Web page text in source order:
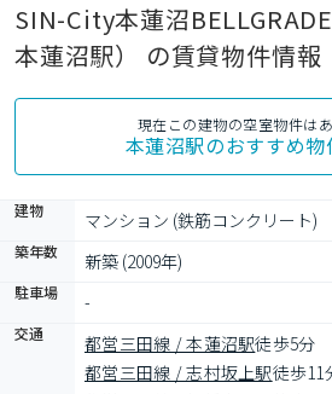
SIN-City本蓮沼
本蓮沼駅） の賃貸物件情報
現在この建物の空室物件は
本蓮沼駅のおすすめ物
建物 マンション (鉄筋コンクリート)
築年数 新築 (2009年)
駐車場 -
交通 都営三田線 / 本蓮沼駅徒歩5分
都営三田線 / 志村坂上駅徒歩11